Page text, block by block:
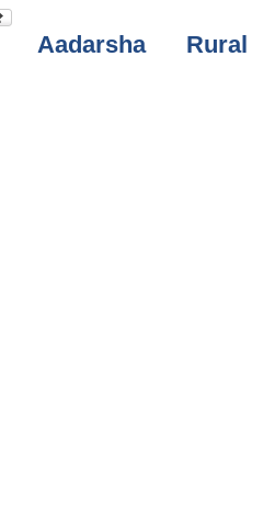
Aadarsha Rural